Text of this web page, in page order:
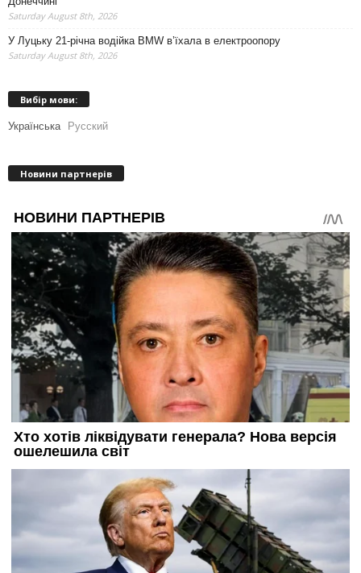
Saturday August 8th, 2026
У Луцьку 21-річна водійка BMW в’їхала в електроопору
Saturday August 8th, 2026
Вибір мови:
Українська Русский
Новини партнерів